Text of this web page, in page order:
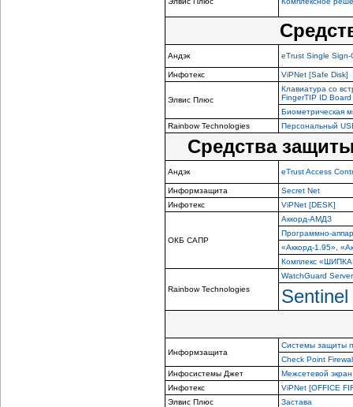
Андэк eTrust Single Sign-
Инфотекс ViPNet [Safe Disk]
Элвис Плюс
Клавиатура со
FingerTIP ID
Биометрическая
Rainbow Technologies
Персональный
Средства
Андэк eTrust Access
Информзащита
Secret Net
Инфотекс
ViPNet [DESK]
ОКБ САПР
Аккорд-АМДЗ
Программно-
«Аккорд-1.95»,
Комплекс
Rainbow Technologies
WatchGuard
Информзащита
Системы защиты
Check Point
Инфосистемы Джет
Межсетевой
Инфотекс
ViPNet [OFFICE
Элвис Плюс
Застава